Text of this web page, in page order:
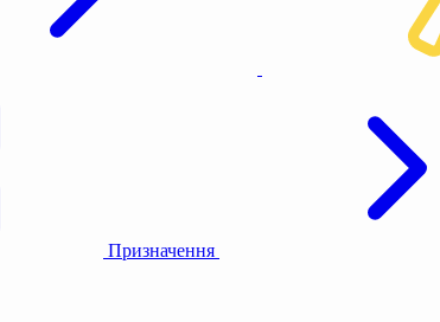
Призначення